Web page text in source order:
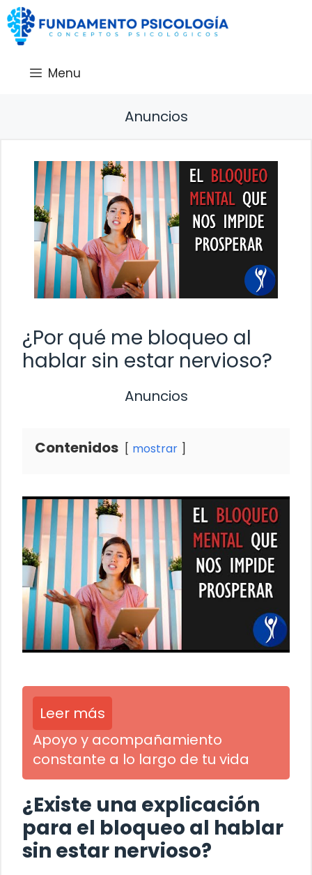
Saltar
al
contenido
Menu
Anuncios
¿Por qué me bloqueo al
hablar sin estar nervioso?
Anuncios
Contenidos mostrar
Leer más
Apoyo y acompañamiento
constante a lo largo de tu vida
¿Existe una explicación
para el bloqueo al hablar
sin estar nervioso?